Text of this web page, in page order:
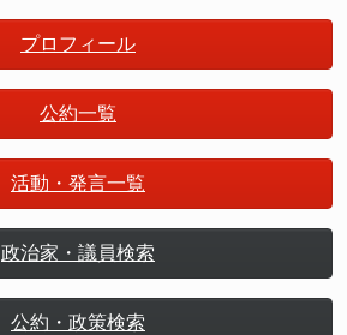
プロフィール
公約一覧
活動・発言一覧
政治家・議員検索
公約・政策検索